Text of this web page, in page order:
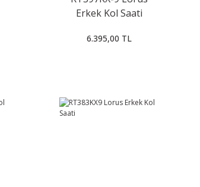
Erkek Kol Saati
6.395,00 TL